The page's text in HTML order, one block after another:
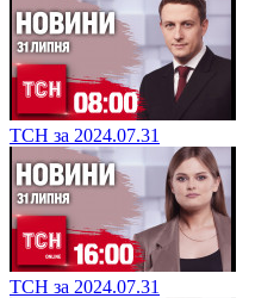
ТСН за 2024.07.31
ТСН за 2024.07.31